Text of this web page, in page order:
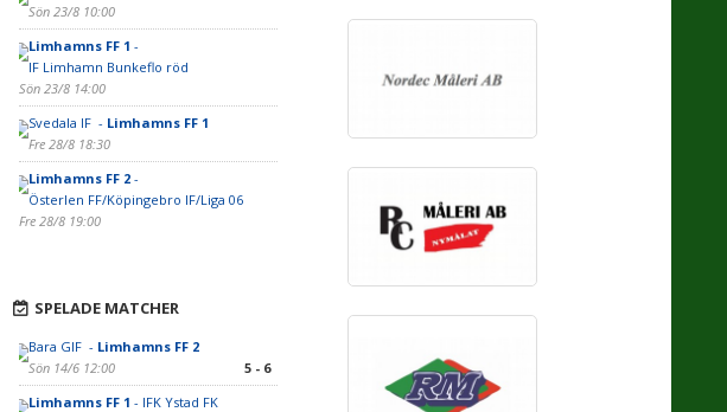
Sön 23/8 10:00
Limhamns FF 1 -
IF Limhamn Bunkeflo röd
Sön 23/8 14:00
Svedala IF - Limhamns FF 1
Fre 28/8 18:30
Limhamns FF 2-
Österlen FF/Köpingebro IF/Liga 06
Fre 28/8 19:00
SPELADE MATCHER
Bara GIF - Limhamns FF 2
Sön 14/6 12:00
5 - 6
Limhamns FF 1 - IFK Ystad FK